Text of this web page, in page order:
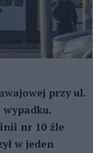
przy ul.
nr 10 źle
w jeden